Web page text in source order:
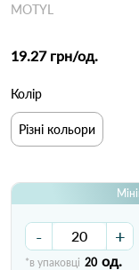
MOTYL
19.27 грн/од.
Колір
Різні кольори
- +
*в упаковці 20 од.